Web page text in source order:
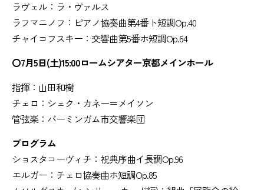
ラヴェル：ラ・ヴァルス
ラフマニノフ：ピアノ協奏曲第4番ト短調Op.40
チャイコフスキー：交響曲第5番ホ短調Op.64
〇7月5日(土)15:00ロームシアター京都メインホール
指揮：山田和樹
チェロ：シェク・カネー＝メイソン
管弦楽：バーミンガム市交響楽団
プログラム
ショスタコーヴィチ：祝典序曲イ長調Op.96
エルガー：チェロ協奏曲ホ短調Op.85